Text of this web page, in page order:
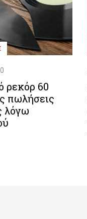
ρεκόρ 60
πωλήσεις
λόγω